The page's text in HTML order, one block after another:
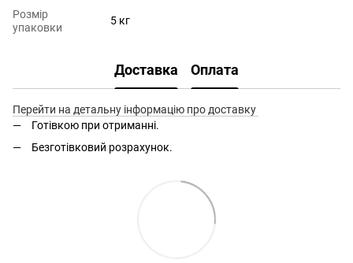
Розмір
упаковки
5 кг
Доставка Оплата
Перейти на детальну інформацію про доставку
Готівкою при отриманні.
Безготівковий розрахунок.